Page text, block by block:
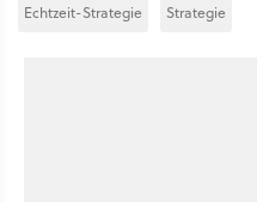
Echtzeit-Strategie
Strategie